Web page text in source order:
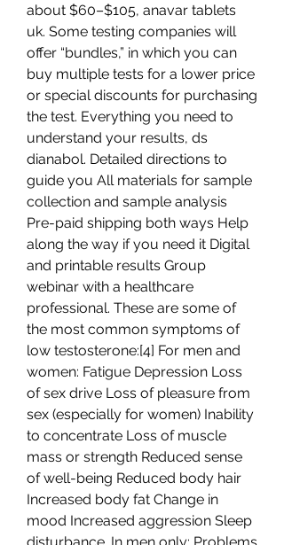
about $60–$105, anavar tablets
uk. Some testing companies will
offer “bundles,” in which you can
buy multiple tests for a lower price
or special discounts for purchasing
the test. Everything you need to
understand your results, ds
dianabol. Detailed directions to
guide you All materials for sample
collection and sample analysis
Pre-paid shipping both ways Help
along the way if you need it Digital
and printable results Group
webinar with a healthcare
professional. These are some of
the most common symptoms of
low testosterone:[4] For men and
women: Fatigue Depression Loss
of sex drive Loss of pleasure from
sex (especially for women) Inability
to concentrate Loss of muscle
mass or strength Reduced sense
of well-being Reduced body hair
Increased body fat Change in
mood Increased aggression Sleep